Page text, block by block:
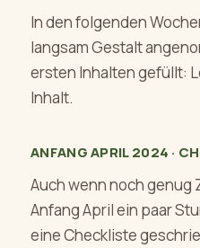
In den folgenden
langsam Gestalt
ersten Inhalten gefüllt:
Inhalt.
ANFANG APRIL 2024 ·
Auch wenn noch genug
Anfang April ein paar
eine Checkliste